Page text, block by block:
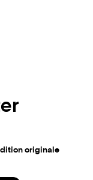
originale